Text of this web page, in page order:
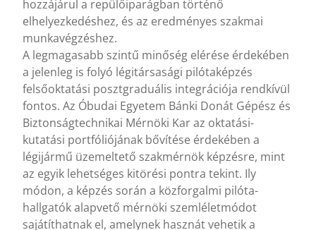
hozzájárul a repülőiparágban történő
elhelyezkedéshez, és az eredményes szakmai
munkavégzéshez.
A legmagasabb szintű minőség elérése érdekében
a jelenleg is folyó légitársasági pilótaképzés
felsőoktatási posztgraduális integrációja rendkívül
fontos. Az Óbudai Egyetem Bánki Donát Gépész és
Biztonságtechnikai Mérnöki Kar az oktatási-
kutatási portfóliójának bővítése érdekében a
légijármű üzemeltető szakmérnök képzésre, mint
az egyik lehetséges kitörési pontra tekint. Ily
módon, a képzés során a közforgalmi pilóta-
hallgatók alapvető mérnöki szemléletmódot
sajátíthatnak el, amelynek hasznát vehetik a